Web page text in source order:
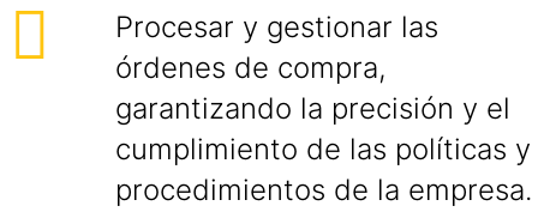
Procesar y gestionar las
órdenes de compra,
garantizando la precisión y el
cumplimiento de las políticas y
procedimientos de la empresa.